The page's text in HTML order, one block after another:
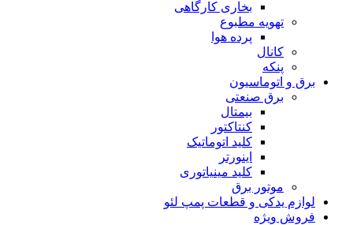
بخاری کارگاهی
تهویه مطبوع
پرده هوا
کانال
پنکه
برق و اتوماسیون
برق صنعتی
بیمتال
کنتاکتور
کلید اتوماتیک
اینورتر
کلید مینیاتوری
موتور برق
لوازم یدکی و قطعات پمپ لئو
فروش ویژه